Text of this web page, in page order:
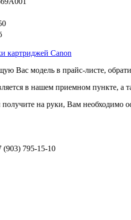
картриджей Canon
Вас модель в прайс-листе,
в нашем приемном пункте, а
на руки, Вам необходимо
(903) 795-15-10